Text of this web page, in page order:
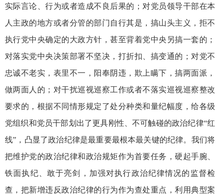
实际言论、行为或者造成不良后果的；对党员领导干部在本
人主政的地方或者分管的部门自行其是，搞山头主义，拒不
执行党中央确定的大政方针，甚至背着党中央另搞一套的；
对落实党中央决策部署不坚决，打折扣、搞变通的；对党不
忠诚不老实，表里不一，阳奉阴违，欺上瞒下，搞两面派，
做两面人的；对干扰巡视巡察工作或者不落实巡视巡察整改
要求的，根据不同情形规定了处分种类和量纪幅度，给各级
党组织和党员干部划出了更具刚性、不可触碰的政治纪律“红
线”，凸显了政治纪律是最重要最根本最关键的纪律。我们将
把维护党的政治纪律和政治规矩作为首要任务，硬起手腕、
铁面执纪、敢于亮剑，加强对执行政治纪律情况的监督检
查，把新增违反政治纪律的行为作为查处重点，利用典型案